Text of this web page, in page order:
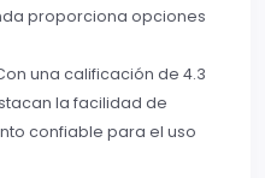
proporciona opciones
una calificación de 4.3
la facilidad de
confiable para el uso